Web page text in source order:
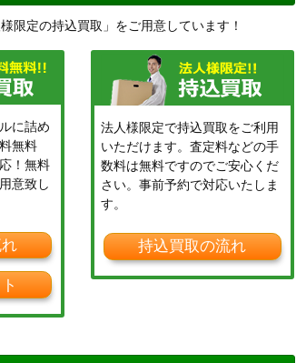
限定の持込買取」をご用意しています！
に詰め
無料
！無料
意致し
法人様限定で持込買取をご利用
いただけます。査定料などの手
数料は無料ですのでご安心くだ
さい。事前予約で対応いたしま
す。
持込買取の流れ